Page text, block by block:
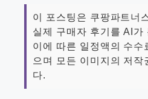
이 포스팅은 쿠팡파트너
실제 구매자 후기를 AI가
이에 따른 일정액의 수수
으며 모든 이미지의 저작
다.